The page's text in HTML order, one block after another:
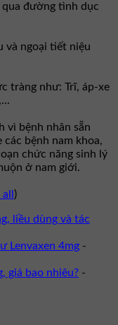
qua đường tình dục
và ngoại tiết niệu
tràng như: Trĩ, áp-xe
vì bệnh nhân sẵn
các bệnh nam khoa,
chức năng sinh lý
ở nam giới.
)
liều dùng và tác
Lenvaxen 4mg -
giá bao nhiêu? -